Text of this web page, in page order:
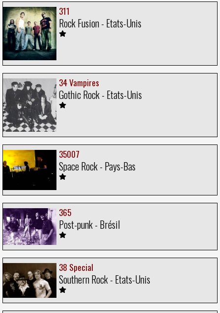
311
Rock Fusion - Etats-Unis
34 Vampires
Gothic Rock - Etats-Unis
35007
Space Rock - Pays-Bas
365
Post-punk - Brésil
38 Special
Southern Rock - Etats-Unis